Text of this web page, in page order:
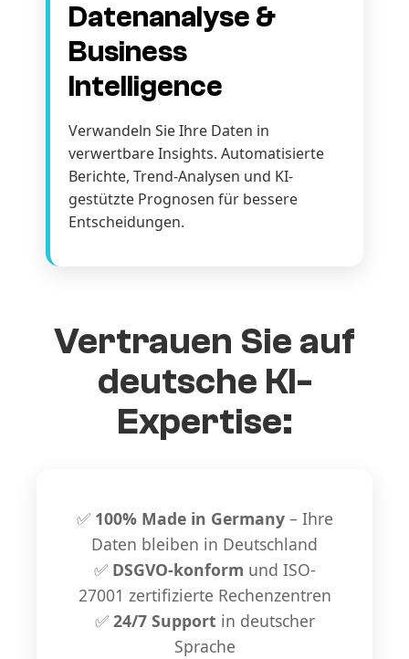
Datenanalyse &
Business
Intelligence
Verwandeln Sie Ihre Daten in
verwertbare Insights. Automatisierte
Berichte, Trend-Analysen und KI-
gestützte Prognosen für bessere
Entscheidungen.
Vertrauen Sie auf
deutsche KI-
Expertise:
✅ 100% Made in Germany– Ihre
Daten bleiben in Deutschland
✅ DSGVO-konform und ISO-
27001 zertifizierte Rechenzentren
✅ 24/7 Support in deutscher
Sprache